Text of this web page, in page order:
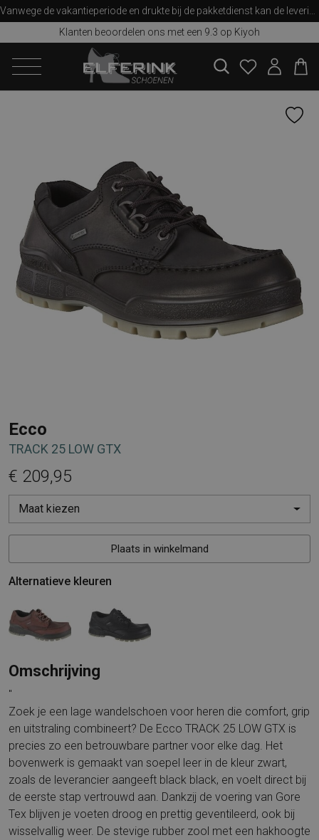
Klanten beoordelen ons met een 9.3 op Kiyoh
zoeken
Ecco
TRACK 25 LOW GTX
€ 209,95
Maat kiezen
Plaats in winkelmand
Alternatieve kleuren
Omschrijving
"
Zoek je een lage wandelschoen voor heren die comfort, grip
en uitstraling combineert? De Ecco TRACK 25 LOW GTX is
precies zo een betrouwbare partner voor elke dag. Het
bovenwerk is gemaakt van soepel leer in de kleur zwart,
zoals de leverancier aangeeft black black, en voelt direct bij
de eerste stap vertrouwd aan. Dankzij de voering van Gore
Tex blijven je voeten droog en prettig geventileerd, ook bij
wisselvallig weer. De stevige rubber zool met een hakhoogte